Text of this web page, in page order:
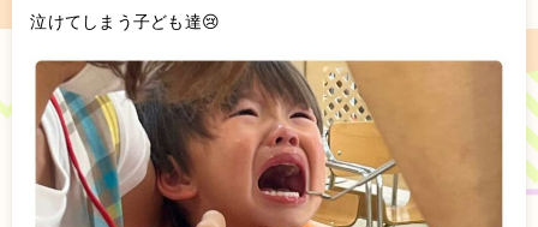
泣けてしまう子ども達😢